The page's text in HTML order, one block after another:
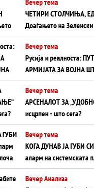
ЧЕТИРИ СТОЛЧИЊА,
Доаѓањето на Зеленски
тајните на политиката
на Вучиќ
Вечер тема
Русија и реалноста:
АРМИЈАТА ЗА ВОЈНА
БЕЗ ФРОНТ
Вечер тема
АРСЕНАЛОТ ЗА
исцрпен - што сега?
Вечер тема
КОГА ДУНАВ ЈА ГУБИ
аларм на системската
Германија до Црното
Вечер Анализа